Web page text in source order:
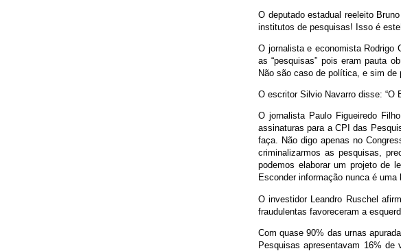
O deputado estadual reeleito
institutos de pesquisas! Isso é
O jornalista e economista Rodrigo
as “pesquisas” pois eram pauta
Não são caso de política, e sim de
O escritor Silvio Navarro disse: “O
O jornalista Paulo Figueiredo
assinaturas para a CPI das
faça. Não digo apenas no
criminalizarmos as pesquisas,
podemos elaborar um projeto de
Esconder informação nunca é uma
O investidor Leandro Ruschel
fraudulentas favoreceram a
Com quase 90% das urnas
Pesquisas apresentavam 16% de